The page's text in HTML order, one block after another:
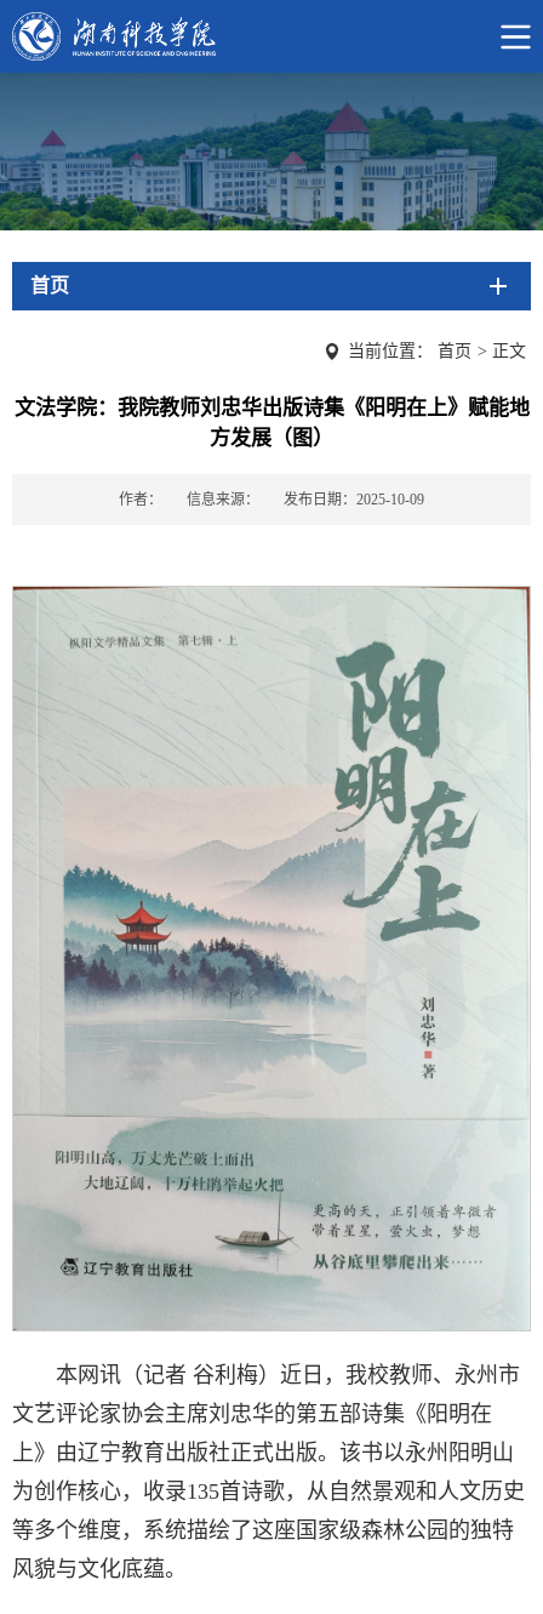
首页
当前位置： 首页 > 正文
文法学院：我院教师刘忠华出版诗集《阳明在上》赋能地
方发展（图）
作者： 信息来源： 发布日期：2025-10-09
本网讯（记者 谷利梅）近日，我校教师、永州市
文艺评论家协会主席刘忠华的第五部诗集《阳明在
上》由辽宁教育出版社正式出版。该书以永州阳明山
为创作核心，收录135首诗歌，从自然景观和人文历史
等多个维度，系统描绘了这座国家级森林公园的独特
风貌与文化底蕴。